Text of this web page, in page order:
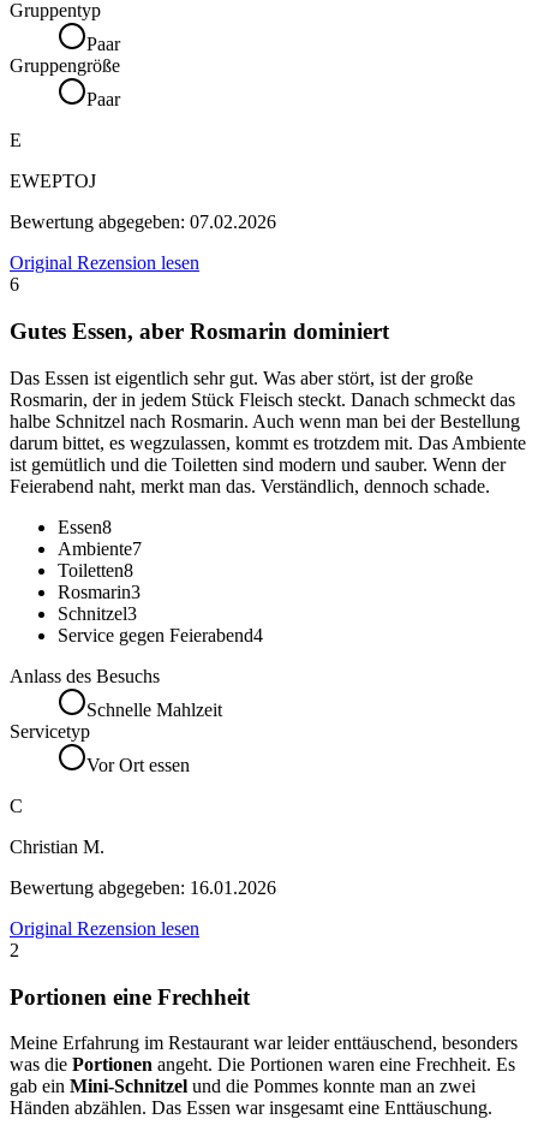
Gruppentyp
Paar
Gruppengröße
Paar
E
EWEPTOJ
Bewertung abgegeben: 07.02.2026
Original Rezension lesen
6
Gutes Essen, aber Rosmarin dominiert
Das Essen ist eigentlich sehr gut. Was aber stört, ist der große
Rosmarin, der in jedem Stück Fleisch steckt. Danach schmeckt das
halbe Schnitzel nach Rosmarin. Auch wenn man bei der Bestellung
darum bittet, es wegzulassen, kommt es trotzdem mit. Das Ambiente
ist gemütlich und die Toiletten sind modern und sauber. Wenn der
Feierabend naht, merkt man das. Verständlich, dennoch schade.
Essen8
Ambiente7
Toiletten8
Rosmarin3
Schnitzel3
Service gegen Feierabend4
Anlass des Besuchs
Schnelle Mahlzeit
Servicetyp
Vor Ort essen
C
Christian M.
Bewertung abgegeben: 16.01.2026
Original Rezension lesen
2
Portionen eine Frechheit
Meine Erfahrung im Restaurant war leider enttäuschend, besonders
was die Portionen angeht. Die Portionen waren eine Frechheit. Es
gab ein Mini-Schnitzel und die Pommes konnte man an zwei
Händen abzählen. Das Essen war insgesamt eine Enttäuschung.